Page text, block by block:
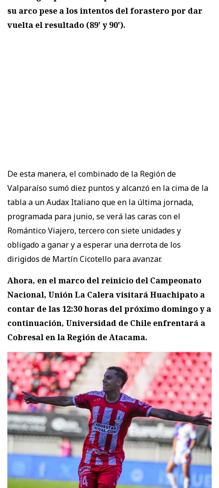
su arco pese a los intentos del forastero por dar
vuelta el resultado (89' y 90').
De esta manera, el combinado de la Región de
Valparaíso sumó diez puntos y alcanzó en la cima de la
tabla a un Audax Italiano que en la última jornada,
programada para junio, se verá las caras con el
Romántico Viajero, tercero con siete unidades y
obligado a ganar y a esperar una derrota de los
dirigidos de Martín Cicotello para avanzar.
Ahora, en el marco del reinicio del Campeonato
Nacional, Unión La Calera visitará Huachipato a
contar de las 12:30 horas del próximo domingo y a
continuación, Universidad de Chile enfrentará a
Cobresal en la Región de Atacama.